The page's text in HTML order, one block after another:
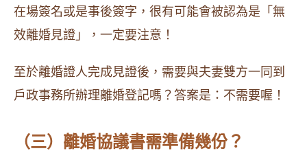
在場簽名或是事後簽字，很有可能會被認為是「無
效離婚見證」，一定要注意！
至於離婚證人完成見證後，需要與夫妻雙方一同到
戶政事務所辦理離婚登記嗎？答案是：不需要喔！
（三）離婚協議書需準備幾份？